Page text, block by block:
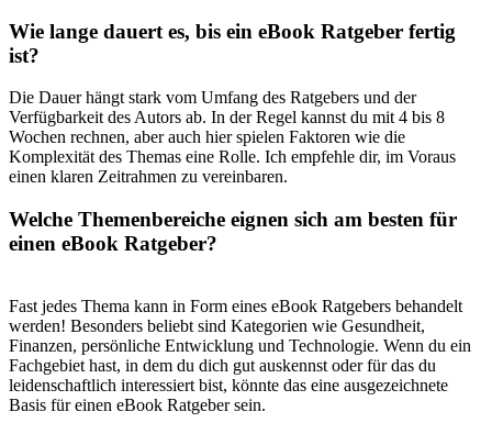
Wie lange dauert es, bis ein eBook Ratgeber fertig‍
ist?
Die Dauer hängt stark vom‌ Umfang⁢ des Ratgebers und der
Verfügbarkeit des ⁤Autors ab. In‍ der Regel ‍kannst⁤ du mit 4 bis ⁣8
Wochen rechnen, aber ‌auch‍ hier spielen Faktoren wie⁣ die
Komplexität des Themas eine ⁤Rolle. Ich empfehle dir, im Voraus
⁢einen klaren ​Zeitrahmen ⁣zu vereinbaren.
Welche Themenbereiche eignen‌ sich am‍ besten⁤ für
einen eBook Ratgeber?
Fast jedes Thema kann​ in Form ⁤eines eBook Ratgebers behandelt
werden!​ Besonders‌ beliebt ‌sind Kategorien wie Gesundheit,
Finanzen,⁢ persönliche Entwicklung und Technologie. Wenn du‍ ein‌
Fachgebiet hast,⁢ in‍ dem du dich ‌gut‍ auskennst oder​ für das du
leidenschaftlich interessiert bist,⁢ könnte das⁢ eine ausgezeichnete⁣
Basis⁤ für⁣ einen⁤ eBook ⁤Ratgeber sein.